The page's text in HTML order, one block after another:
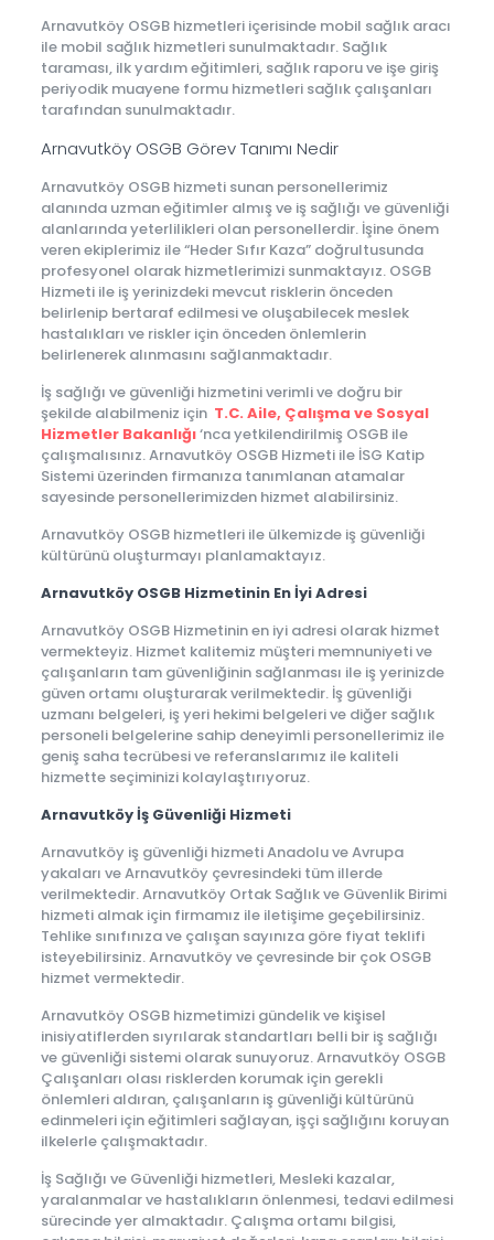
Arnavutköy OSGB hizmetleri içerisinde mobil sağlık aracı
ile mobil sağlık hizmetleri sunulmaktadır. Sağlık
taraması, ilk yardım eğitimleri, sağlık raporu ve işe giriş
periyodik muayene formu hizmetleri sağlık çalışanları
tarafından sunulmaktadır.
Arnavutköy OSGB Görev Tanımı Nedir
Arnavutköy OSGB hizmeti sunan personellerimiz
alanında uzman eğitimler almış ve iş sağlığı ve güvenliği
alanlarında yeterlilikleri olan personellerdir. İşine önem
veren ekiplerimiz ile “Heder Sıfır Kaza” doğrultusunda
profesyonel olarak hizmetlerimizi sunmaktayız. OSGB
Hizmeti ile iş yerinizdeki mevcut risklerin önceden
belirlenip bertaraf edilmesi ve oluşabilecek meslek
hastalıkları ve riskler için önceden önlemlerin
belirlenerek alınmasını sağlanmaktadır.
İş sağlığı ve güvenliği hizmetini verimli ve doğru bir
şekilde alabilmeniz için T.C. Aile, Çalışma ve Sosyal
Hizmetler Bakanlığı‘nca yetkilendirilmiş OSGB ile
çalışmalısınız. Arnavutköy OSGB Hizmeti ile İSG Katip
Sistemi üzerinden firmanıza tanımlanan atamalar
sayesinde personellerimizden hizmet alabilirsiniz.
Arnavutköy OSGB hizmetleri ile ülkemizde iş güvenliği
kültürünü oluşturmayı planlamaktayız.
Arnavutköy OSGB Hizmetinin En İyi Adresi
Arnavutköy OSGB Hizmetinin en iyi adresi olarak hizmet
vermekteyiz. Hizmet kalitemiz müşteri memnuniyeti ve
çalışanların tam güvenliğinin sağlanması ile iş yerinizde
güven ortamı oluşturarak verilmektedir. İş güvenliği
uzmanı belgeleri, iş yeri hekimi belgeleri ve diğer sağlık
personeli belgelerine sahip deneyimli personellerimiz ile
geniş saha tecrübesi ve referanslarımız ile kaliteli
hizmette seçiminizi kolaylaştırıyoruz.
Arnavutköy İş Güvenliği Hizmeti
Arnavutköy iş güvenliği hizmeti Anadolu ve Avrupa
yakaları ve Arnavutköy çevresindeki tüm illerde
verilmektedir. Arnavutköy Ortak Sağlık ve Güvenlik Birimi
hizmeti almak için firmamız ile iletişime geçebilirsiniz.
Tehlike sınıfınıza ve çalışan sayınıza göre fiyat teklifi
isteyebilirsiniz. Arnavutköy ve çevresinde bir çok OSGB
hizmet vermektedir.
Arnavutköy OSGB hizmetimizi gündelik ve kişisel
inisiyatiflerden sıyrılarak standartları belli bir iş sağlığı
ve güvenliği sistemi olarak sunuyoruz. Arnavutköy OSGB
Çalışanları olası risklerden korumak için gerekli
önlemleri aldıran, çalışanların iş güvenliği kültürünü
edinmeleri için eğitimleri sağlayan, işçi sağlığını koruyan
ilkelerle çalışmaktadır.
İş Sağlığı ve Güvenliği hizmetleri, Mesleki kazalar,
yaralanmalar ve hastalıkların önlenmesi, tedavi edilmesi
sürecinde yer almaktadır. Çalışma ortamı bilgisi,